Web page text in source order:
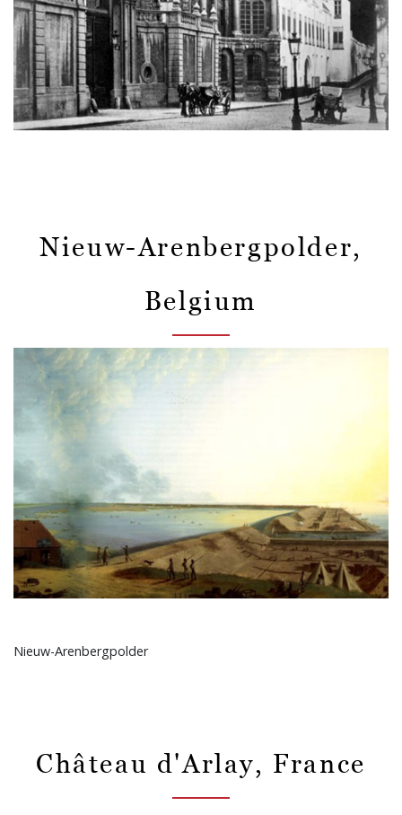
Nieuw-Arenbergpolder,
Belgium
Nieuw-Arenbergpolder
Château d'Arlay, France